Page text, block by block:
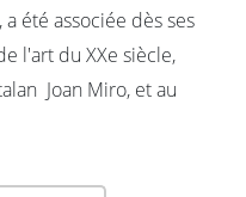
été associée dès ses
l'art du XXe siècle,
Joan Miro, et au